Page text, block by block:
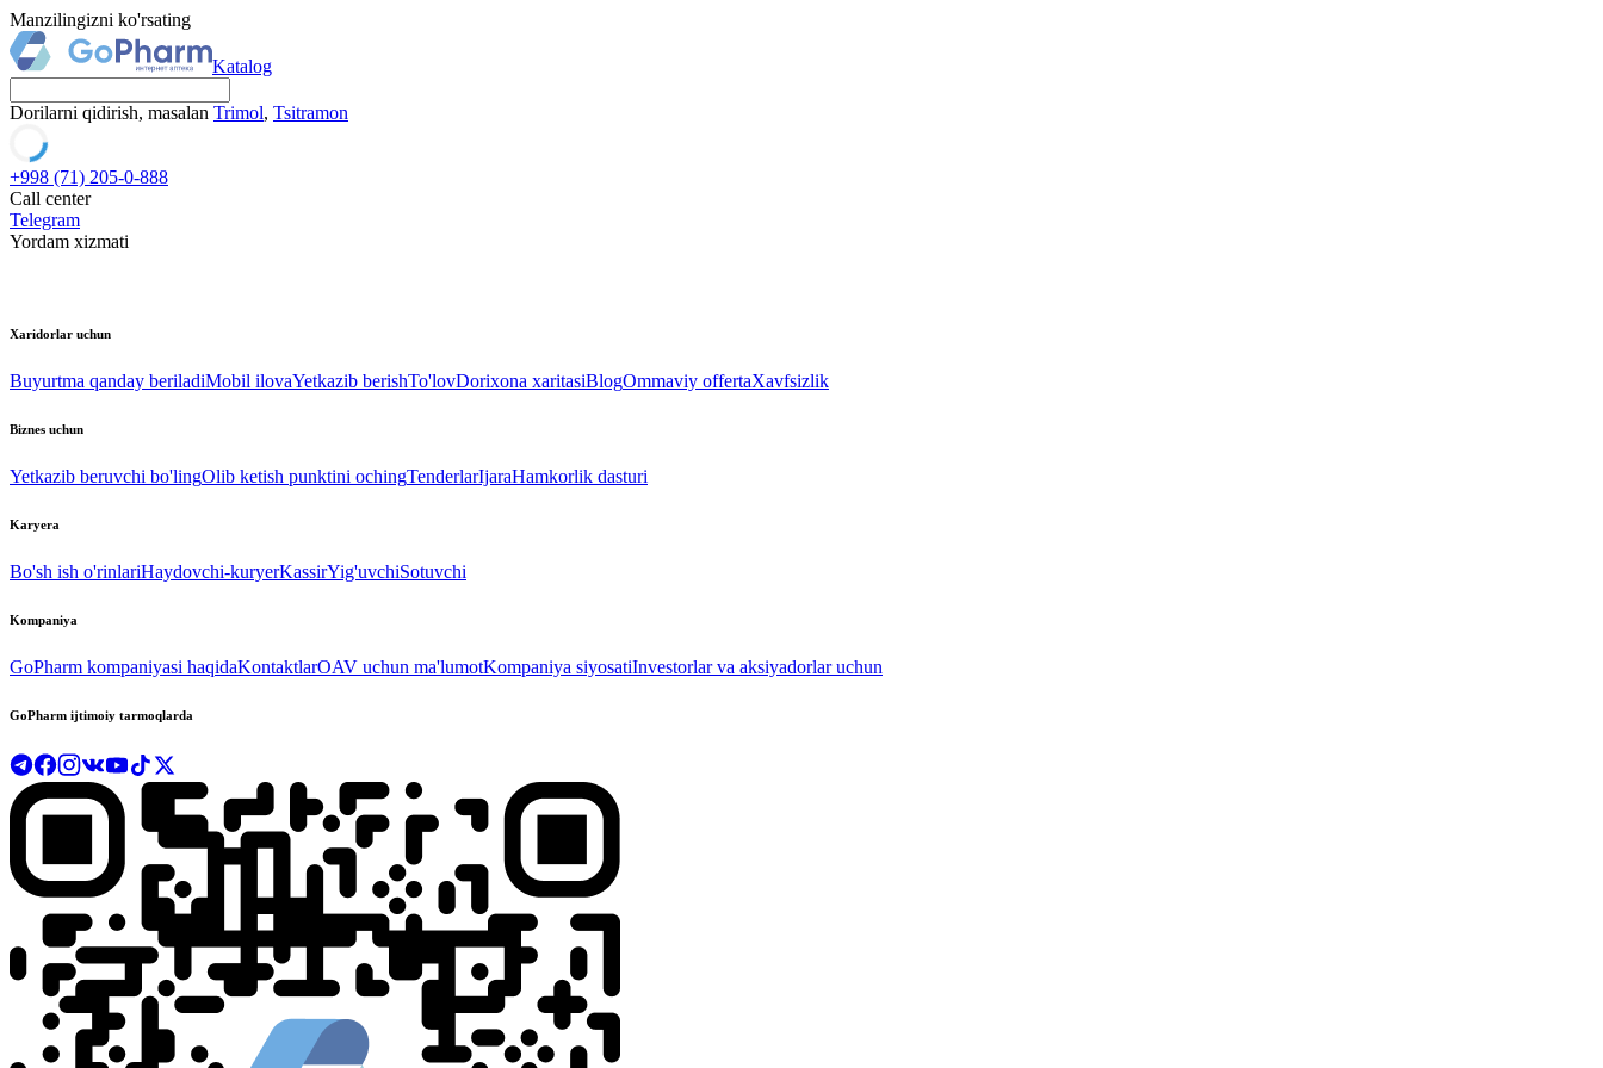
Manzilingizni ko'rsating
Katalog
Dorilarni qidirish, masalan Trimol, Tsitramon
+998 (71) 205-0-888
Call center
Telegram
Yordam xizmati
Xaridorlar uchun
Buyurtma qanday beriladiMobil ilovaYetkazib berishTo'lovDorixona xaritasiBlogOmmaviy offertaXavfsizlik
Biznes uchun
Yetkazib beruvchi bo'lingOlib ketish punktini ochingTenderlarIjaraHamkorlik dasturi
Karyera
Bo'sh ish o'rinlariHaydovchi-kuryerKassirYig'uvchiSotuvchi
Kompaniya
GoPharm kompaniyasi haqidaKontaktlarOAV uchun ma'lumotKompaniya siyosatiInvestorlar va aksiyadorlar uchun
GoPharm ijtimoiy tarmoqlarda